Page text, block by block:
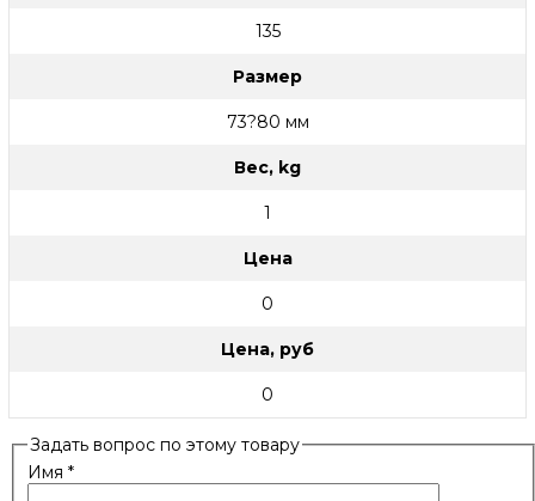
135
Размер
73?80 мм
Вес, kg
1
Цена
0
Цена, руб
0
Задать вопрос по этому товару
Имя *